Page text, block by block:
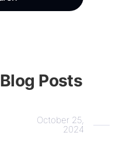
Blog Posts
October 25,
2024